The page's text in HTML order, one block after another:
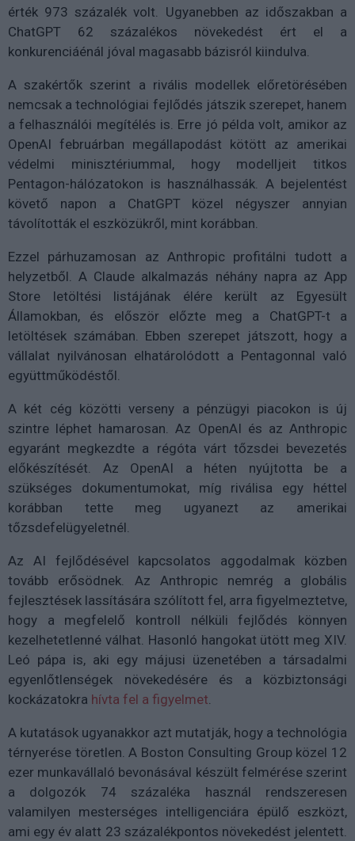
érték 973 százalék volt. Ugyanebben az időszakban a
ChatGPT 62 százalékos növekedést ért el a
konkurenciáénál jóval magasabb bázisról kiindulva.
A szakértők szerint a rivális modellek előretörésében
nemcsak a technológiai fejlődés játszik szerepet, hanem
a felhasználói megítélés is. Erre jó példa volt, amikor az
OpenAI februárban megállapodást kötött az amerikai
védelmi minisztériummal, hogy modelljeit titkos
Pentagon-hálózatokon is használhassák. A bejelentést
követő napon a ChatGPT közel négyszer annyian
távolították el eszközükről, mint korábban.
Ezzel párhuzamosan az Anthropic profitálni tudott a
helyzetből. A Claude alkalmazás néhány napra az App
Store letöltési listájának élére került az Egyesült
Államokban, és először előzte meg a ChatGPT-t a
letöltések számában. Ebben szerepet játszott, hogy a
vállalat nyilvánosan elhatárolódott a Pentagonnal való
együttműködéstől.
A két cég közötti verseny a pénzügyi piacokon is új
szintre léphet hamarosan. Az OpenAI és az Anthropic
egyaránt megkezdte a régóta várt tőzsdei bevezetés
előkészítését. Az OpenAI a héten nyújtotta be a
szükséges dokumentumokat, míg riválisa egy héttel
korábban tette meg ugyanezt az amerikai
tőzsdefelügyeletnél.
Az AI fejlődésével kapcsolatos aggodalmak közben
tovább erősödnek. Az Anthropic nemrég a globális
fejlesztések lassítására szólított fel, arra figyelmeztetve,
hogy a megfelelő kontroll nélküli fejlődés könnyen
kezelhetetlenné válhat. Hasonló hangokat ütött meg XIV.
Leó pápa is, aki egy májusi üzenetében a társadalmi
egyenlőtlenségek növekedésére és a közbiztonsági
kockázatokra hívta fel a figyelmet.
A kutatások ugyanakkor azt mutatják, hogy a technológia
térnyerése töretlen. A Boston Consulting Group közel 12
ezer munkavállaló bevonásával készült felmérése szerint
a dolgozók 74 százaléka használ rendszeresen
valamilyen mesterséges intelligenciára épülő eszközt,
ami egy év alatt 23 százalékpontos növekedést jelentett.